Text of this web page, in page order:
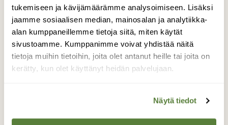
tukemiseen ja kävijämäärämme analysoimiseen. Lisäksi
jaamme sosiaalisen median, mainosalan ja analytiikka-
alan kumppaneillemme tietoja siitä, miten käytät
sivustoamme. Kumppanimme voivat yhdistää näitä
tietoja muihin tietoihin, joita olet antanut heille tai joita on
kerätty, kun olet käyttänyt heidän palvelujaan.
Näytä tiedot
Hyvin syönyt vai liekö jo munintaa vaille.
Valokuvaaja: Martti Valtonen, Ritaniemi Lahti
11.3.2026
TAKAISIN LISTAAN